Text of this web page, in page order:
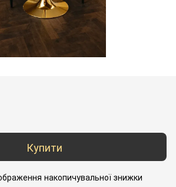
Купити
накопичувальної знижки